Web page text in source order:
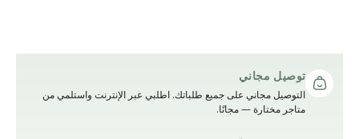
توصيل مجاني
التوصيل مجاني على جميع طلباتك. اطلبي عبر الإنترنت واستلمي من
متاجر مختارة — مجانًا.